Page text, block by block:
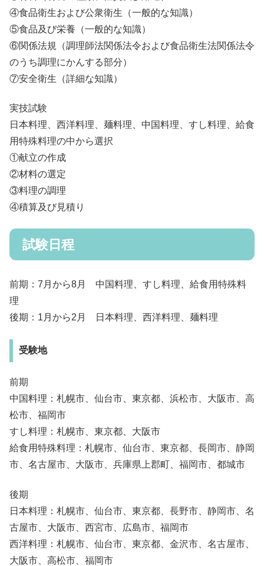
④食品衛生および公衆衛生（一般的な知識）
⑤食品及び栄養（一般的な知識）
⑥関係法規（調理師法関係法令および食品衛生法関係法令
のうち調理にかんする部分）
⑦安全衛生（詳細な知識）
実技試験
日本料理、西洋料理、麺料理、中国料理、すし料理、給食
用特殊料理の中から選択
①献立の作成
②材料の選定
③料理の調理
④積算及び見積り
試験日程
前期：7月から8月 中国料理、すし料理、給食用特殊料
理
後期：1月から2月 日本料理、西洋料理、麺料理
受験地
前期
中国料理：札幌市、仙台市、東京都、浜松市、大阪市、高
松市、福岡市
すし料理：札幌市、東京都、大阪市
給食用特殊料理：札幌市、仙台市、東京都、長岡市、静岡
市、名古屋市、大阪市、兵庫県上郡町、福岡市、都城市
後期
日本料理：札幌市、仙台市、東京都、長野市、静岡市、名
古屋市、大阪市、西宮市、広島市、福岡市
西洋料理：札幌市、仙台市、東京都、金沢市、名古屋市、
大阪市、高松市、福岡市